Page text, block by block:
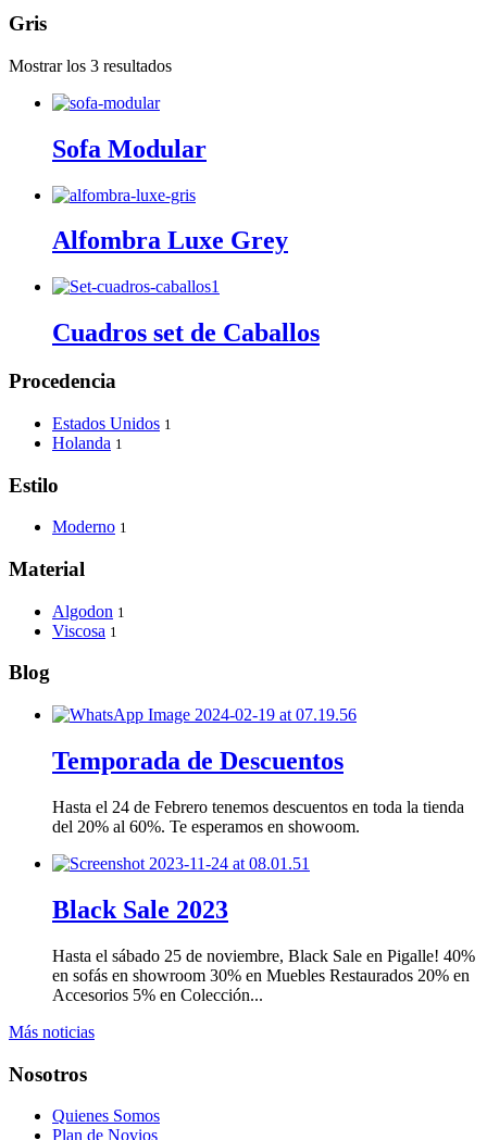
Gris
Mostrar los 3 resultados
Sofa Modular
Alfombra Luxe Grey
Cuadros set de Caballos
Procedencia
Estados Unidos 1
Holanda 1
Estilo
Moderno 1
Material
Algodon 1
Viscosa 1
Blog
Temporada de Descuentos
Hasta el 24 de Febrero tenemos descuentos en toda la tienda
del 20% al 60%. Te esperamos en showoom.
Black Sale 2023
Hasta el sábado 25 de noviembre, Black Sale en Pigalle! 40%
en sofás en showroom 30% en Muebles Restaurados 20% en
Accesorios 5% en Colección...
Más noticias
Nosotros
Quienes Somos
Plan de Novios